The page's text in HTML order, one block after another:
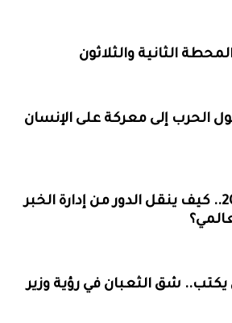
الثانية والثلاثون
الحرب إلى معركة على الإنسان
الإعلام المصري 2035.. كيف ينقل الدور من إدارة الخبر
شق الثعبان في رؤية وزير